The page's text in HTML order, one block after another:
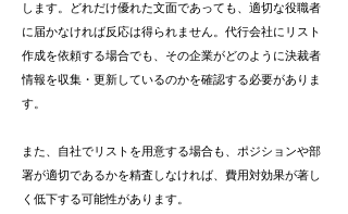
します。どれだけ優れた文面であっても、適切な役職者
に届かなければ反応は得られません。代行会社にリスト
作成を依頼する場合でも、その企業がどのように決裁者
情報を収集・更新しているのかを確認する必要がありま
す。
また、自社でリストを用意する場合も、ポジションや部
署が適切であるかを精査しなければ、費用対効果が著し
く低下する可能性があります。